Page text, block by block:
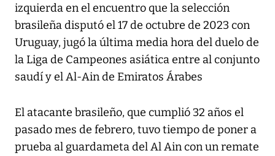
izquierda en el encuentro que la selección
brasileña disputó el 17 de octubre de 2023 con
Uruguay, jugó la última media hora del duelo de
la Liga de Campeones asiática entre al conjunto
saudí y el Al-Ain de Emiratos Árabes
El atacante brasileño, que cumplió 32 años el
pasado mes de febrero, tuvo tiempo de poner a
prueba al guardameta del Al Ain con un remate